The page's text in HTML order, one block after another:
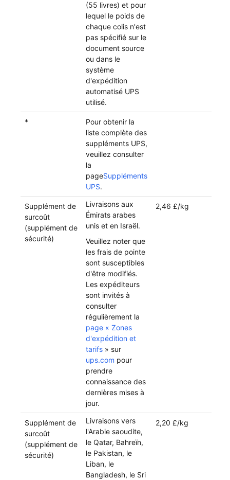
(55 livres) et pour
lequel le poids de
chaque colis n'est
pas spécifié sur le
document source
ou dans le
système
d'expédition
automatisé UPS
utilisé.
*
Pour obtenir la
liste complète des
suppléments UPS,
veuillez consulter
la
pageSuppléments
UPS.
Supplément de
surcoût
(supplément de
sécurité)
Livraisons aux
Émirats arabes
unis et en Israël.
Veuillez noter que
les frais de pointe
sont susceptibles
d'être modifiés.
Les expéditeurs
sont invités à
consulter
régulièrement la
page « Zones
d'expédition et
tarifs » sur
ups.com pour
prendre
connaissance des
dernières mises à
jour.
2,46 £/kg
Supplément de
surcoût
(supplément de
sécurité)
Livraisons vers
l'Arabie saoudite,
le Qatar, Bahreïn,
le Pakistan, le
Liban, le
Bangladesh, le Sri
2,20 £/kg